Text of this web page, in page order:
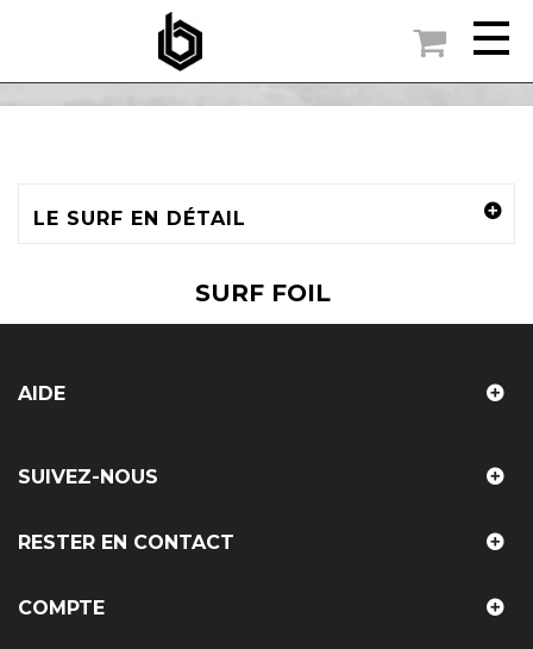
ACCUEIL
LE SURF EN DÉTAIL
SURF FOIL
AIDE
SUIVEZ-NOUS
RESTER EN CONTACT
COMPTE
